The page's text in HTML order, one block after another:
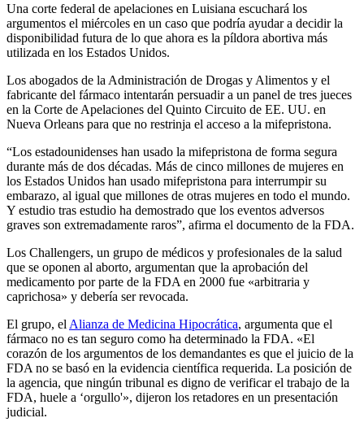
Una corte federal de apelaciones en Luisiana escuchará los
argumentos el miércoles en un caso que podría ayudar a decidir la
disponibilidad futura de lo que ahora es la píldora abortiva más
utilizada en los Estados Unidos.
Los abogados de la Administración de Drogas y Alimentos y el
fabricante del fármaco intentarán persuadir a un panel de tres jueces
en la Corte de Apelaciones del Quinto Circuito de EE. UU. en
Nueva Orleans para que no restrinja el acceso a la mifepristona.
“Los estadounidenses han usado la mifepristona de forma segura
durante más de dos décadas. Más de cinco millones de mujeres en
los Estados Unidos han usado mifepristona para interrumpir su
embarazo, al igual que millones de otras mujeres en todo el mundo.
Y estudio tras estudio ha demostrado que los eventos adversos
graves son extremadamente raros”, afirma el documento de la FDA.
Los Challengers, un grupo de médicos y profesionales de la salud
que se oponen al aborto, argumentan que la aprobación del
medicamento por parte de la FDA en 2000 fue «arbitraria y
caprichosa» y debería ser revocada.
El grupo, el Alianza de Medicina Hipocrática, argumenta que el
fármaco no es tan seguro como ha determinado la FDA. «El
corazón de los argumentos de los demandantes es que el juicio de la
FDA no se basó en la evidencia científica requerida. La posición de
la agencia, que ningún tribunal es digno de verificar el trabajo de la
FDA, huele a ‘orgullo'», dijeron los retadores en un presentación
judicial.